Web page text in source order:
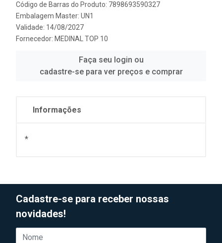
Código de Barras do Produto: 7898693590327
Embalagem Master: UN1
Validade: 14/08/2027
Fornecedor: MEDINAL TOP 10
Faça seu login ou
cadastre-se para ver preços e comprar
Informações
*
Cadastre-se para receber nossas
novidades!